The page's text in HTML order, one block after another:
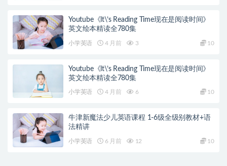
Youtube《lt\’s Reading Time现在是阅读时间》
英文绘本精读全780集
小学英语 4 月前 3 10
Youtube《lt\’s Reading Time现在是阅读时间》
英文绘本精读全780集
小学英语 4 月前 6 10
牛津新魔法少儿英语课程 1-6级全级别教材+语
法精讲
小学英语 6 月前 12 10